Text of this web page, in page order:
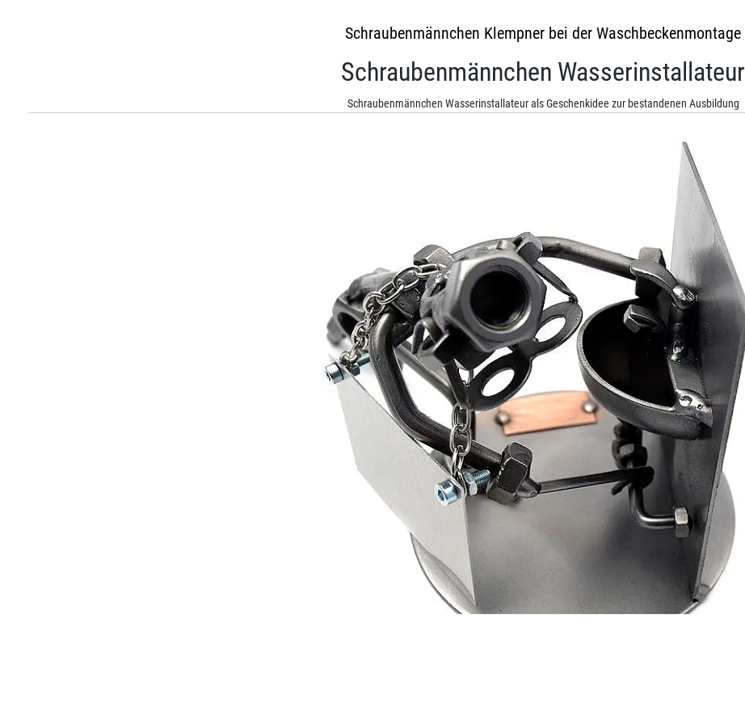
Schraubenmännchen Klempner bei der Waschbeckenmontage
Schraubenmännchen Wasserinstallateur
Schraubenmännchen Wasserinstallateur als Geschenkidee zur bestandenen Ausbildung